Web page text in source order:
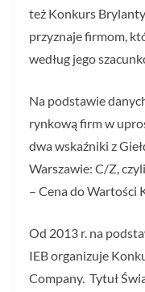
też Konkurs
przyznaje firmom,
według jego
Na podstawie
rynkową firm w
dwa wskaźniki z
Warszawie: C/Z,
– Cena do Wartości
Od 2013 r. na
IEB organizuje
Company. Tytuł